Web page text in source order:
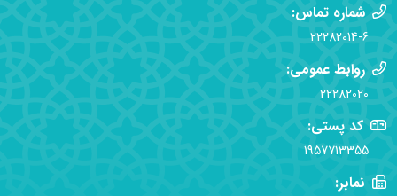
شماره تماس:
22282014-6
روابط عمومی:
22282020
کد پستی:
1957713355
نمابر: